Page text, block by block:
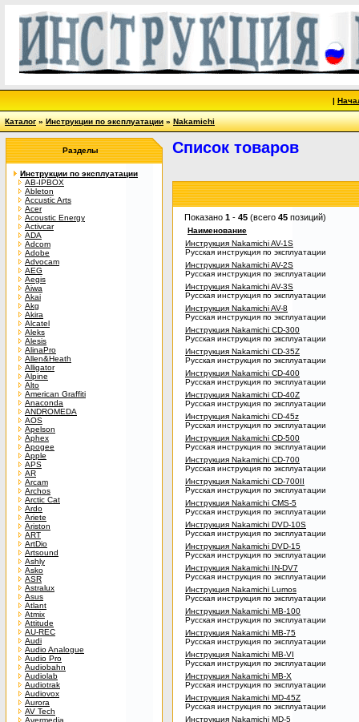
|
Каталог»Инструкции по эксплуатации»Nakamichi
Разделы
Инструкции по эксплуатации
AB-IPBOX
Ableton
Accustic Arts
Acer
Acoustic Energy
Activcar
ADA
Adcom
Adobe
Advocam
AEG
Aegis
Aiwa
Akai
Akg
Akira
Alcatel
Aleks
Alesis
AlinaPro
Allen&Heath
Alligator
Alpine
Alto
American Graffiti
Anaconda
ANDROMEDA
AOS
Apelson
Aphex
Apogee
Apple
APS
AR
Arcam
Archos
Arctic Cat
Ardo
Ariete
Ariston
ART
ArtDio
Artsound
Ashly
Asko
ASR
Astralux
Asus
Atlant
Atmix
Attitude
AU-REC
Audi
Audio Analogue
Audio Pro
Audiobahn
Audiolab
Audiotrak
Audiovox
Aurora
AV Tech
Avermedia
Список товаров
Показано 1 - 45 (всего 45 позиций)
Наименование
Инструкция Nakamichi AV-1S
Русская инструкция по эксплуатации
Инструкция Nakamichi AV-2S
Русская инструкция по эксплуатации
Инструкция Nakamichi AV-3S
Русская инструкция по эксплуатации
Инструкция Nakamichi AV-8
Русская инструкция по эксплуатации
Инструкция Nakamichi CD-300
Русская инструкция по эксплуатации
Инструкция Nakamichi CD-35Z
Русская инструкция по эксплуатации
Инструкция Nakamichi CD-400
Русская инструкция по эксплуатации
Инструкция Nakamichi CD-40Z
Русская инструкция по эксплуатации
Инструкция Nakamichi CD-45z
Русская инструкция по эксплуатации
Инструкция Nakamichi CD-500
Русская инструкция по эксплуатации
Инструкция Nakamichi CD-700
Русская инструкция по эксплуатации
Инструкция Nakamichi CD-700II
Русская инструкция по эксплуатации
Инструкция Nakamichi CMS-5
Русская инструкция по эксплуатации
Инструкция Nakamichi DVD-10S
Русская инструкция по эксплуатации
Инструкция Nakamichi DVD-15
Русская инструкция по эксплуатации
Инструкция Nakamichi IN-DV7
Русская инструкция по эксплуатации
Инструкция Nakamichi Lumos
Русская инструкция по эксплуатации
Инструкция Nakamichi MB-100
Русская инструкция по эксплуатации
Инструкция Nakamichi MB-75
Русская инструкция по эксплуатации
Инструкция Nakamichi MB-VI
Русская инструкция по эксплуатации
Инструкция Nakamichi MB-X
Русская инструкция по эксплуатации
Инструкция Nakamichi MD-45Z
Русская инструкция по эксплуатации
Инструкция Nakamichi MD-5